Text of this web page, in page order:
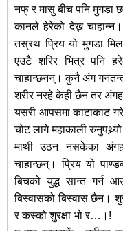
नफ् र मासु बीच पनि मुगडा
कानले हेरेको देख्न
तस्रथ पि्रय यो मुगडा
एउटै शरिर भित्र पनि
चाहान्छनन्। कुनै अंग
शरीर नरहे केही छैन तर
यसरी आपसमा काटाकाट
चोट लागे महाकाली
माथी उठन नसकेका
चाहान्छन्। पि्रय यो
बिचको युद्ध सान्त गर्न
बिस्वासको बिस्वास छैन।
र कस्को शुरक्षा भो र…।!